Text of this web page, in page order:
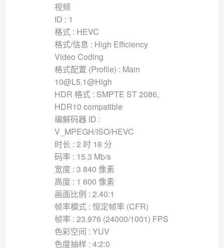
视频
ID : 1
格式 : HEVC
格式/信息 : High Efficiency
Video Coding
格式配置 (Profile) : Main
10@L5.1@High
HDR 格式 : SMPTE ST 2086,
HDR10 compatible
编解码器 ID :
V_MPEGH/ISO/HEVC
时长 : 2 时 18 分
码率 : 15.3 Mb/s
宽度 : 3 840 像素
高度 : 1 600 像素
画面比例 : 2.40:1
帧率模式 : 恒定帧率 (CFR)
帧率 : 23.976 (24000/1001) FPS
色彩空间 : YUV
色度抽样 : 4:2:0